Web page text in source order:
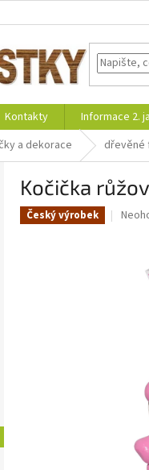
Kontakty
Informace 2.
a dekorace dřevěné
Kočička
Český výrobek